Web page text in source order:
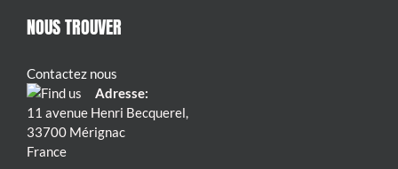
NOUS TROUVER
Contactez nous
Adresse:
11 avenue Henri Becquerel,
33700 Mérignac
France